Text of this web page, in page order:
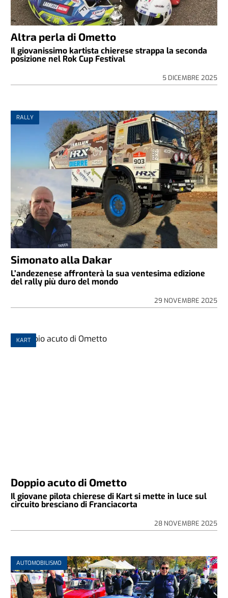
Altra perla di Ometto
Il giovanissimo kartista chierese strappa la seconda
posizione nel Rok Cup Festival
5 DICEMBRE 2025
RALLY
Simonato alla Dakar
L’andezenese affronterà la sua ventesima edizione
del rally più duro del mondo
29 NOVEMBRE 2025
KART
Doppio acuto di Ometto
Il giovane pilota chierese di Kart si mette in luce sul
circuito bresciano di Franciacorta
28 NOVEMBRE 2025
AUTOMOBILISMO